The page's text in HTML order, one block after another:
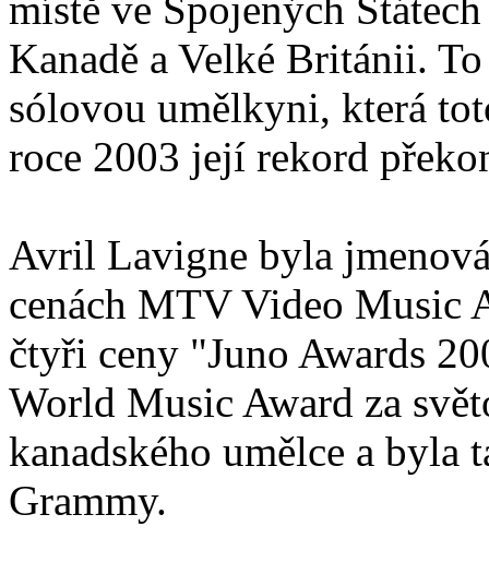
Kanadě a Velké Británii.
sólovou umělkyni, která
roce 2003 její rekord
Avril Lavigne byla
cenách MTV Video Music
čtyři ceny "Juno Awards
World Music Award za
kanadského umělce a byla
Grammy.